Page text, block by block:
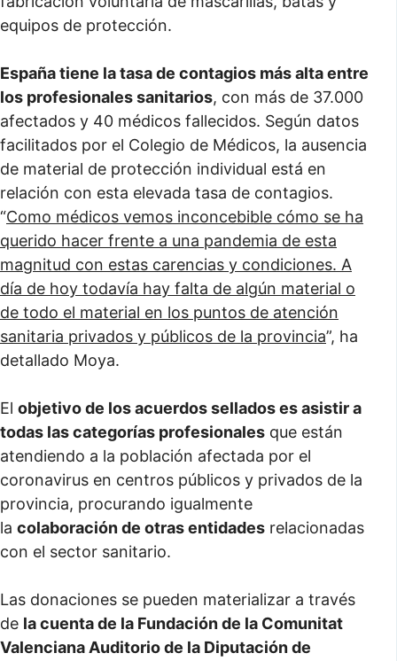
equipos de protección.
España tiene la tasa de contagios más alta entre
los profesionales sanitarios, con más de 37.000
afectados y 40 médicos fallecidos. Según datos
facilitados por el Colegio de Médicos, la ausencia
de material de protección individual está en
relación con esta elevada tasa de contagios.
“Como médicos vemos inconcebible cómo se ha
querido hacer frente a una pandemia de esta
magnitud con estas carencias y condiciones. A
día de hoy todavía hay falta de algún material o
de todo el material en los puntos de atención
sanitaria privados y públicos de la provincia”, ha
detallado Moya.
El objetivo de los acuerdos sellados es asistir a
todas las categorías profesionales que están
atendiendo a la población afectada por el
coronavirus en centros públicos y privados de la
provincia, procurando igualmente
la colaboración de otras entidades relacionadas
con el sector sanitario.
Las donaciones se pueden materializar a través
de la cuenta de la Fundación de la Comunitat
Valenciana Auditorio de la Diputación de